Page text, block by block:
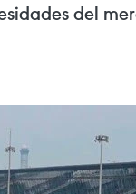
del